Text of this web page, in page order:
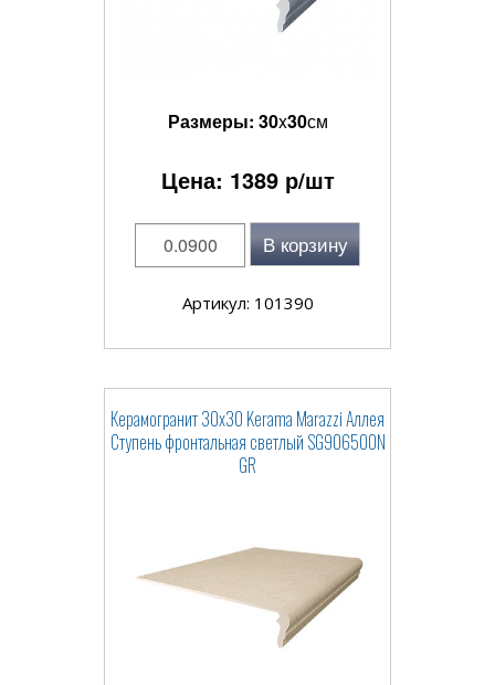
Размеры: 30x30см
Цена: 1389р/шт
В корзину
Артикул: 101390
Керамогранит 30x30 Kerama Marazzi Аллея
Ступень фронтальная светлый SG906500N
GR